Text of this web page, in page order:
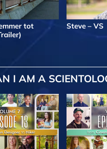
tot
Steve – VS
I AM A